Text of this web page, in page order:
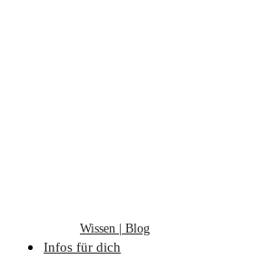
Wissen | Blog
Infos für dich